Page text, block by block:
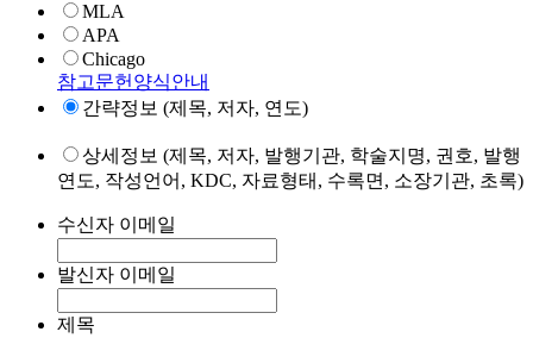
MLA
APA
Chicago
참고문헌양식안내
간략정보 (제목, 저자, 연도)
상세정보 (제목, 저자, 발행기관, 학술지명, 권호, 발행
연도, 작성언어, KDC, 자료형태, 수록면, 소장기관, 초록)
수신자 이메일
발신자 이메일
제목